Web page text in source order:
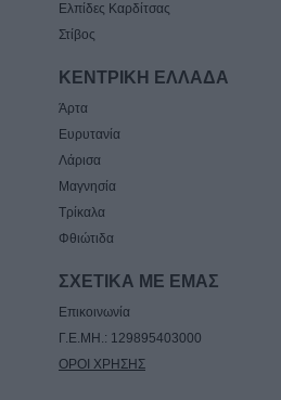
Ελπίδες Καρδίτσας
Στίβος
ΚΕΝΤΡΙΚΗ ΕΛΛΑΔΑ
Άρτα
Ευρυτανία
Λάρισα
Μαγνησία
Τρίκαλα
Φθιώτιδα
ΣΧΕΤΙΚΑ ΜΕ ΕΜΑΣ
Επικοινωνία
Γ.Ε.ΜΗ.: 129895403000
ΟΡΟΙ ΧΡΗΣΗΣ